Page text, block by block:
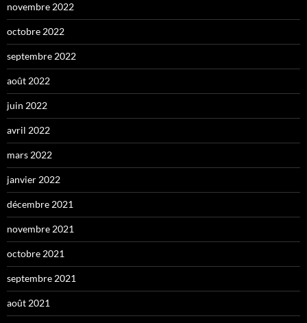
novembre 2022
octobre 2022
septembre 2022
août 2022
juin 2022
avril 2022
mars 2022
janvier 2022
décembre 2021
novembre 2021
octobre 2021
septembre 2021
août 2021